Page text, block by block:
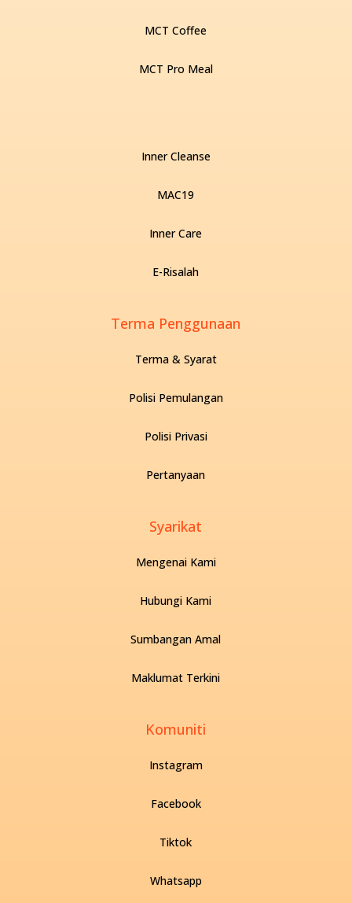
MCT Coffee
MCT Pro Meal
Inner Cleanse
MAC19
Inner Care
E-Risalah
Terma Penggunaan
Terma & Syarat
Polisi Pemulangan
Polisi Privasi
Pertanyaan
Syarikat
Mengenai Kami
Hubungi Kami
Sumbangan Amal
Maklumat Terkini
Komuniti
Instagram
Facebook
Tiktok
Whatsapp